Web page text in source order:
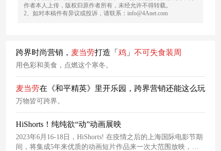
作者本人上传，版权归原作者所有，未经允许不得转载。
2、如对本稿件有异议或投诉，请联系：info@4Anet.com
跨界时尚营销， 麦当劳打造「 鸡 」 不可失食装周
用色彩和美食，点燃这个寒冬。
麦当劳在《和平精英》里开乐园，跨界营销还能这么玩
万物皆可跨界。
HiShorts！纯纯欲“动”动画展映
2023年6⽉16-18⽇，HiShorts! 在疫情之后的上海国际电影节期
间，将集成5年来优质的动画短⽚作品来⼀次⼤范围放映，把